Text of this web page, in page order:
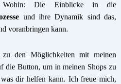
Die Einblicke in die
und ihre Dynamik sind das,
voranbringen kann.
den Möglichkeiten mit meinen
die Button, um in meinen Shops zu
dir helfen kann. Ich freue mich,